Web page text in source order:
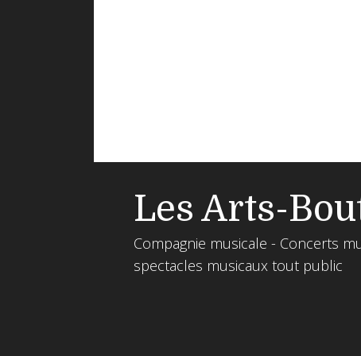
Les Arts-
Compagnie musicale - Concerts
spectacles musicaux tout public